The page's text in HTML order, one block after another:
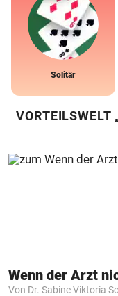
Solitär
VORTEILSWELT
Von Dr. Sabine Viktoria